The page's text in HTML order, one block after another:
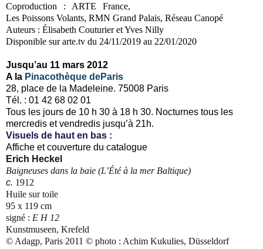
Coproduction : ARTE France,
Les Poissons Volants, RMN Grand Palais, Réseau Canopé
Auteurs : Élisabeth Couturier et Yves Nilly
Disponible sur arte.tv du 24/11/2019 au 22/01/2020
Jusqu’au 11 mars 2012
A la Pinacothèque deParis
28, place de la Madeleine. 75008 Paris
Tél. : 01 42 68 02 01
Tous les jours de 10 h 30 à 18 h 30. Nocturnes tous les
mercredis et vendredis jusqu’à 21h.
Visuels de haut en bas :
Affiche et couverture du catalogue
Erich Heckel
Baigneuses dans la baie (L’Été à la mer Baltique)
c. 1912
Huile sur toile
95 x 119 cm
signé : E H 12
Kunstmuseen, Krefeld
© Adagp, Paris 2011 © photo : Achim Kukulies, Düsseldorf